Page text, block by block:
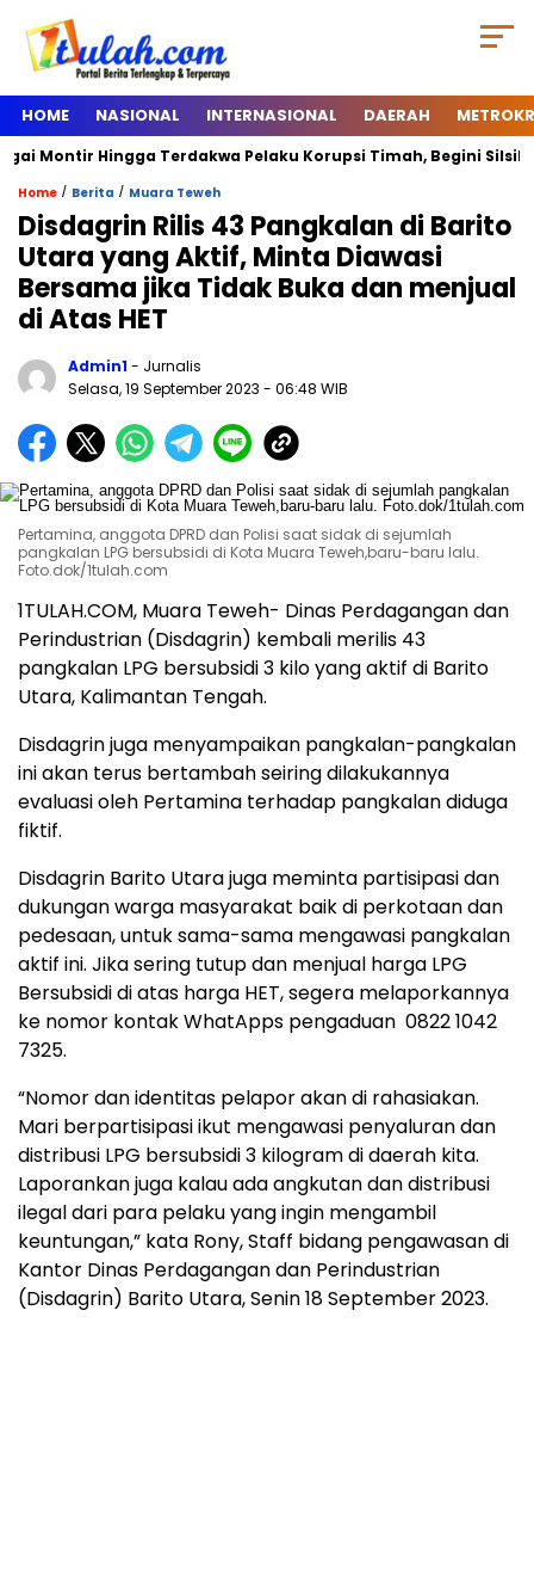
HOME NASIONAL INTERNASIONAL DAERAH
Hingga Terdakwa Pelaku Korupsi Timah, Begini Silsilah Dari
Home / Berita / Muara Teweh
Disdagrin Rilis 43 Pangkalan di Barito
Utara yang Aktif, Minta Diawasi
Bersama jika Tidak Buka dan menjual
di Atas HET
Admin1- Jurnalis
Selasa, 19 September 2023 - 06:48 WIB
Pertamina, anggota DPRD dan Polisi saat sidak di sejumlah
pangkalan LPG bersubsidi di Kota Muara Teweh,baru-baru lalu.
Foto.dok/1tulah.com
1TULAH.COM, Muara Teweh- Dinas Perdagangan dan
Perindustrian (Disdagrin) kembali merilis 43
pangkalan LPG bersubsidi 3 kilo yang aktif di Barito
Utara, Kalimantan Tengah.
Disdagrin juga menyampaikan pangkalan-pangkalan
ini akan terus bertambah seiring dilakukannya
evaluasi oleh Pertamina terhadap pangkalan diduga
fiktif.
Disdagrin Barito Utara juga meminta partisipasi dan
dukungan warga masyarakat baik di perkotaan dan
pedesaan, untuk sama-sama mengawasi pangkalan
aktif ini. Jika sering tutup dan menjual harga LPG
Bersubsidi di atas harga HET, segera melaporkannya
ke nomor kontak WhatApps pengaduan 0822 1042
7325.
“Nomor dan identitas pelapor akan di rahasiakan.
Mari berpartisipasi ikut mengawasi penyaluran dan
distribusi LPG bersubsidi 3 kilogram di daerah kita.
Laporankan juga kalau ada angkutan dan distribusi
ilegal dari para pelaku yang ingin mengambil
keuntungan,” kata Rony, Staff bidang pengawasan di
Kantor Dinas Perdagangan dan Perindustrian
(Disdagrin) Barito Utara, Senin 18 September 2023.